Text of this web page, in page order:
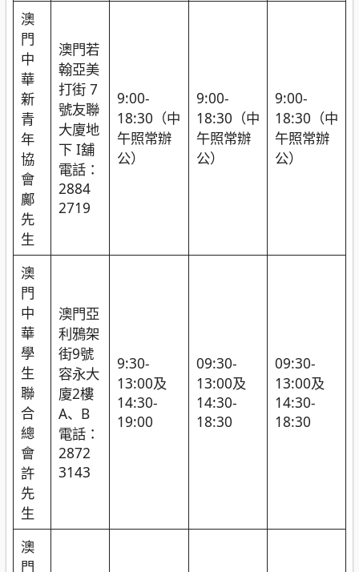
澳
門
中
華
新
青
年
協
會
鄺
先
生
澳門若
翰亞美
打街 7
號友聯
大廈地
下 I舖
電話：
2884
2719
9:00-
18:30（中
午照常辦
公）
9:00-
18:30（中
午照常辦
公）
9:00-
18:30（中
午照常辦
公）
澳
門
中
華
學
生
聯
合
總
會
許
先
生
澳門亞
利鴉架
街9號
容永大
廈2樓
A、B
電話：
2872
3143
9:30-
13:00及
14:30-
19:00
09:30-
13:00及
14:30-
18:30
09:30-
13:00及
14:30-
18:30
澳
門